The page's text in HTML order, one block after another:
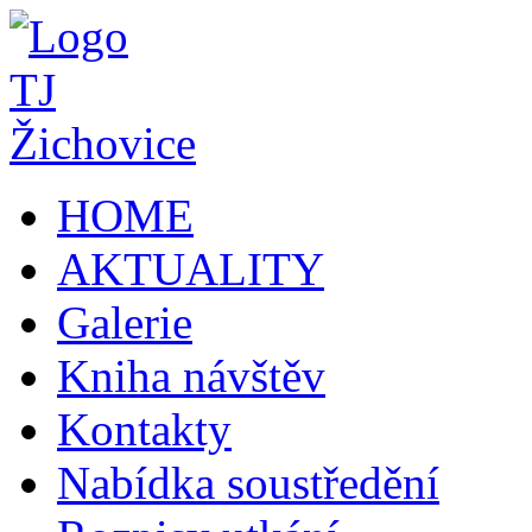
HOME
AKTUALITY
Galerie
Kniha návštěv
Kontakty
Nabídka soustředění